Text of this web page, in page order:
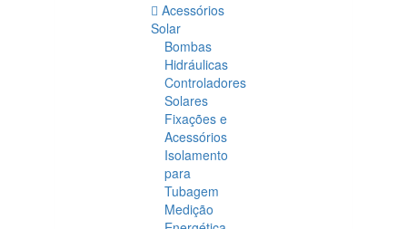
Acessórios
Solar
Bombas
Hidráulicas
Controladores
Solares
Fixações e
Acessórios
Isolamento
para
Tubagem
Medição